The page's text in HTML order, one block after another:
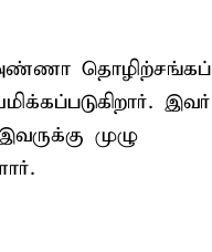
“அண்ணா தொழிற்சங்கப்
இவர்
முழு